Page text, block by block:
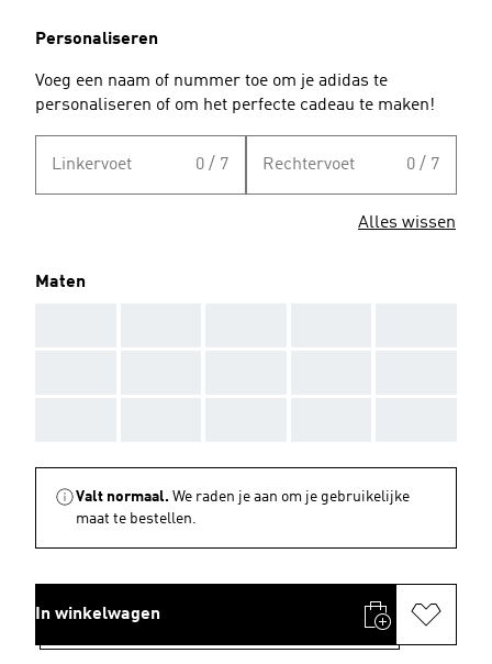
Personaliseren
Voeg een naam of nummer toe om je adidas te
personaliseren of om het perfecte cadeau te maken!
Linkervoet 0 / 7 Rechtervoet 0 / 7
Alles wissen
Maten
Valt normaal. We raden je aan om je gebruikelijke
maat te bestellen.
In winkelwagen